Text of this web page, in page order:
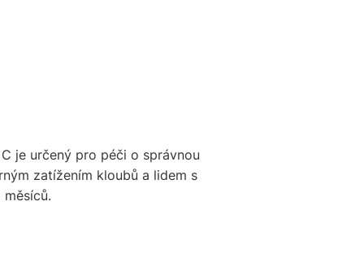
je určený pro péči o správnou
zatížením kloubů a lidem s